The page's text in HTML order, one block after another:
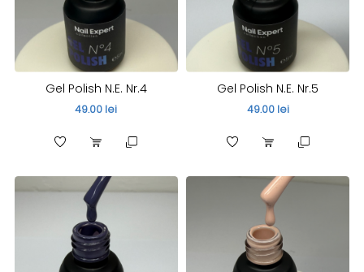
Gel Polish N.E. Nr.4
49.00 lei
Gel Polish N.E. Nr.5
49.00 lei